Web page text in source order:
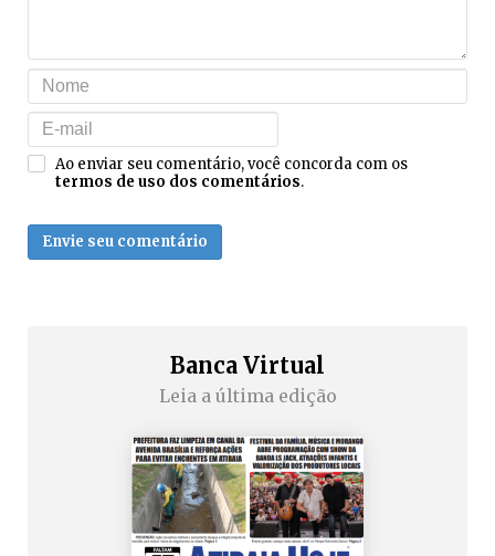
Ao enviar seu comentário, você concorda com os
termos de uso dos comentários.
Envie seu comentário
Banca Virtual
Leia a última edição